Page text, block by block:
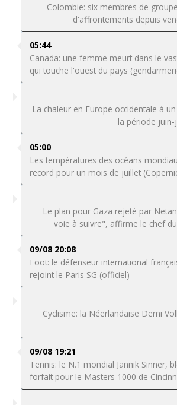
Colombie: six membres de
d'affrontements depuis
05:44
Canada: une femme meurt dans le
qui touche l'ouest du pays
La chaleur en Europe occidentale à
la période juin-
05:00
Les températures des océans
record pour un mois de juillet
Le plan pour Gaza rejeté par
voie à suivre", affirme le chef
09/08 20:08
Foot: le défenseur international
rejoint le Paris SG (officiel)
Cyclisme: la Néerlandaise Demi
09/08 19:21
Tennis: le N.1 mondial Jannik Sinner,
forfait pour le Masters 1000 de